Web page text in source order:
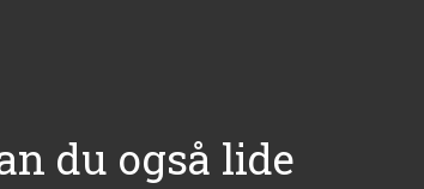
du også lide